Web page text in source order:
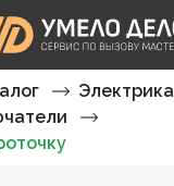
Электрика